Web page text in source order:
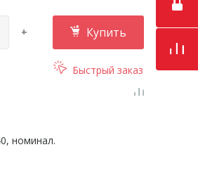
+ Купить
Быстрый заказ
номинал.